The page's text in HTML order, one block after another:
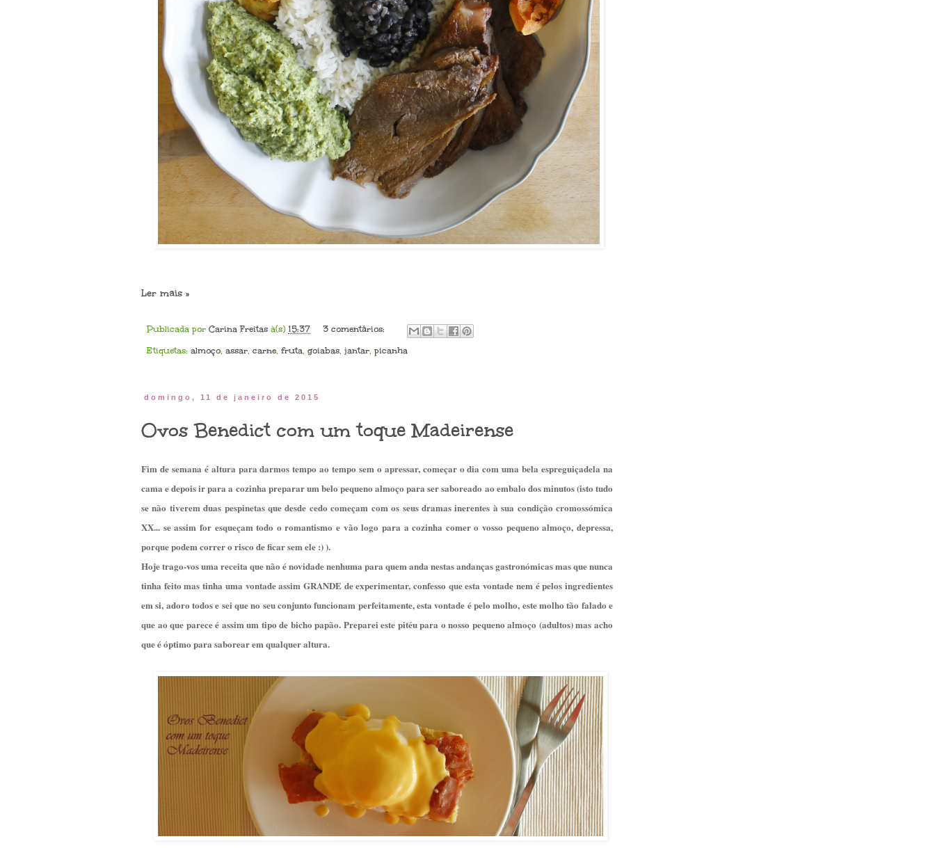
Ler mais »
Publicada por Carina Freitas à(s) 15:37
3 comentários:
Etiquetas: almoço, assar, carne, fruta, goiabas, jantar, picanha
domingo, 11 de janeiro de 2015
Ovos Benedict com um toque Madeirense
Fim de semana é altura para darmos tempo ao tempo sem o apressar, começar o dia com uma bela espreguiçadela na
cama e depois ir para a cozinha preparar um belo pequeno almoço para ser saboreado ao embalo dos minutos (isto tudo
se não tiverem duas pespinetas que desde cedo começam com os seus dramas inerentes à sua condição cromossómica
XX... se assim for esqueçam todo o romantismo e vão logo para a cozinha comer o vosso pequeno almoço, depressa,
porque podem correr o risco de ficar sem ele :) ).
Hoje trago-vos uma receita que não é novidade nenhuma para quem anda nestas andanças gastronómicas mas que nunca
tinha feito mas tinha uma vontade assim GRANDE de experimentar, confesso que esta vontade nem é pelos ingredientes
em si, adoro todos e sei que no seu conjunto funcionam perfeitamente, esta vontade é pelo molho, este molho tão falado e
que ao que parece é assim um tipo de bicho papão. Preparei este pitéu para o nosso pequeno almoço (adultos) mas acho
que é óptimo para saborear em qualquer altura.